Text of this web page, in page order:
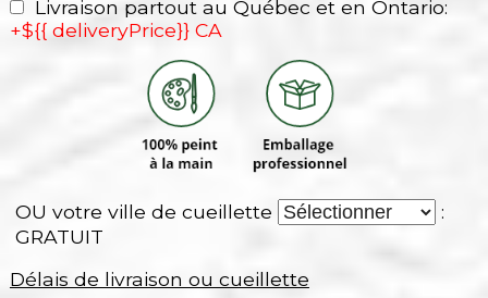
Livraison partout au Québec et en Ontario:
+${{ deliveryPrice}} CA
OU votre ville de cueillette
:
GRATUIT
Délais de livraison ou cueillette